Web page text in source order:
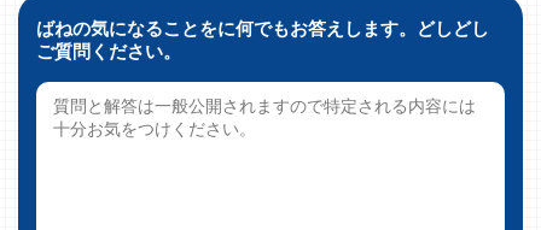
ばねの気になることをに何でもお答えします。どしどし
ご質問ください。